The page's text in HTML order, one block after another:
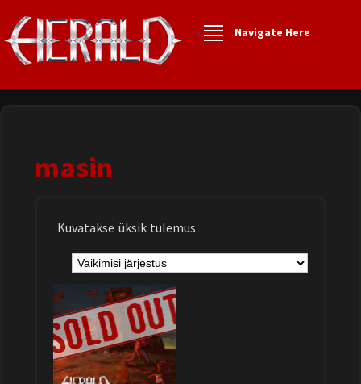
Navigate Here
masin
Kuvatakse üksik tulemus